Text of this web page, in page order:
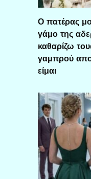
Ο πατέρας
γάμο της
καθαρίζω
γαμπρού
είμαι